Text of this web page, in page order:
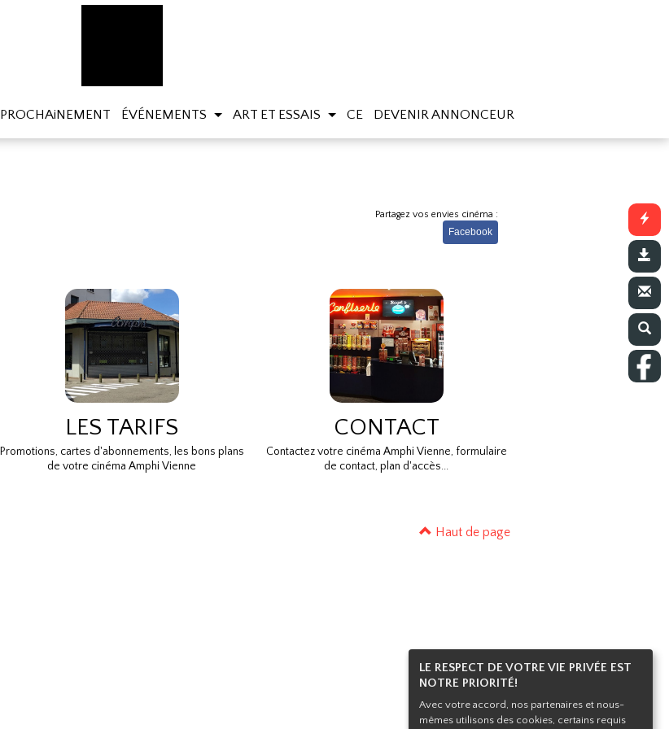
LE RESPECT DE VOTRE VIE PRIVÉE EST
NOTRE PRIORITÉ!
Avec votre accord, nos partenaires et nous-
mêmes utilisons des cookies, certains requis
PROCHAiNEMENT ÉVÉNEMENTS ART ET ESSAIS CE DEVENIR ANNONCEUR
Partagez vos envies cinéma :
Facebook
LES TARIFS
Promotions, cartes d'abonnements, les bons plans
de votre cinéma Amphi Vienne
CONTACT
Contactez votre cinéma Amphi Vienne, formulaire
de contact, plan d'accès...
Haut de page